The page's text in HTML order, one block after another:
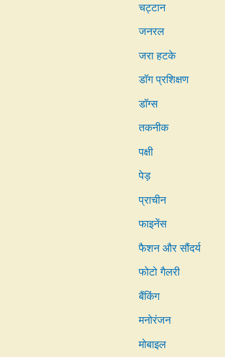
चट्टान
जनरल
जरा हटके
डॉग प्रशिक्षण
डॉग्स
तकनीक
पक्षी
पेड़
प्राचीन
फाइनेंस
फैशन और सौंदर्य
फोटो गैलरी
बैंकिंग
मनोरंजन
मोबाइल